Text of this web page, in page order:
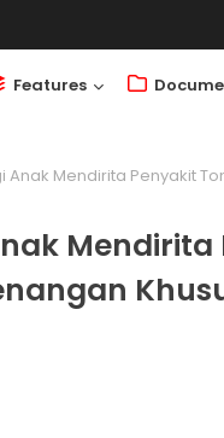
Features
Mendirita Penyakit
Mendirita